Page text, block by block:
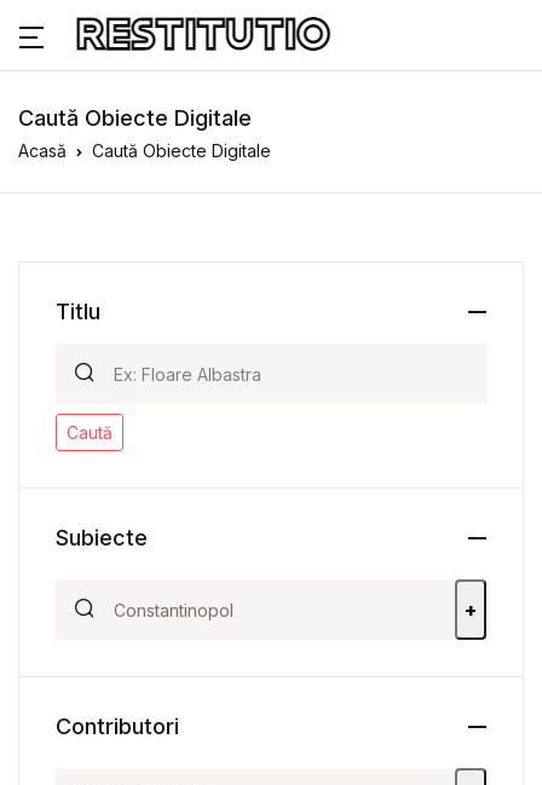
Caută Obiecte Digitale
Acasă Caută Obiecte Digitale
Titlu
Caută
Subiecte
+
Contributori